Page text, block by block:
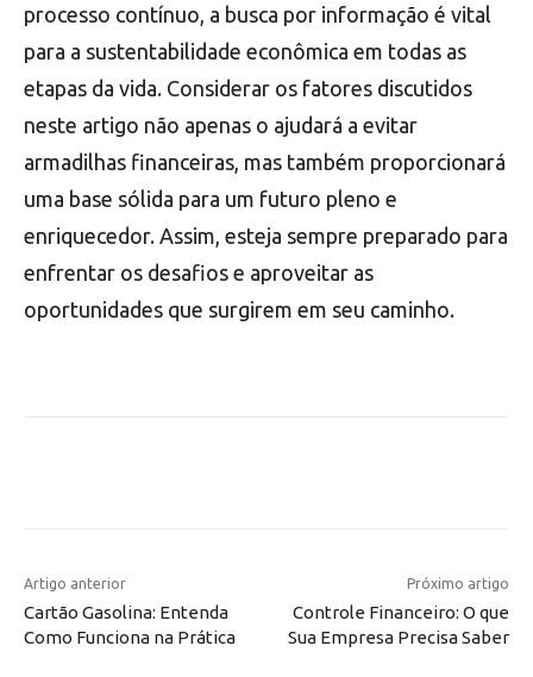
processo contínuo, a busca por informação é vital
para a sustentabilidade econômica em todas as
etapas da vida. Considerar os fatores discutidos
neste artigo não apenas o ajudará a evitar
armadilhas financeiras, mas também proporcionará
uma base sólida para um futuro pleno e
enriquecedor. Assim, esteja sempre preparado para
enfrentar os desafios e aproveitar as
oportunidades que surgirem em seu caminho.
Artigo anterior
Cartão Gasolina: Entenda
Como Funciona na Prática
Próximo artigo
Controle Financeiro: O que
Sua Empresa Precisa Saber